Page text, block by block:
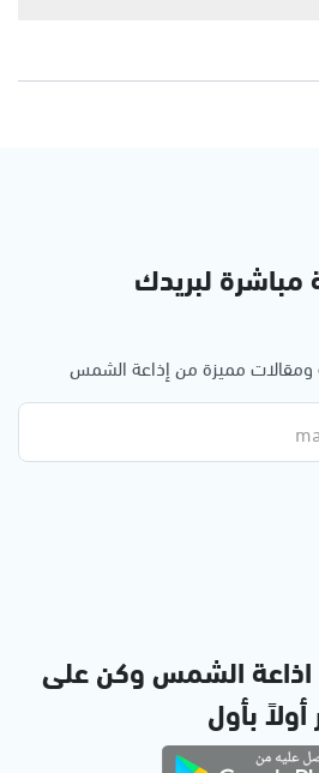
مباشرة لبريدك
ومقالات مميزة من إذاعة الشمس
الشمس وكن على
أولاً بأول